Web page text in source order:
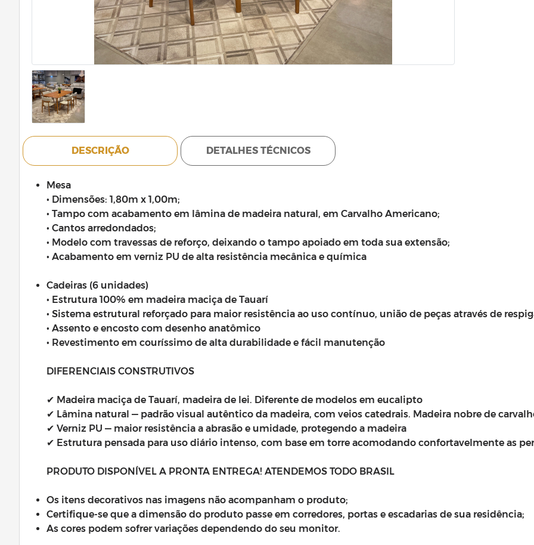
DESCRIÇÃO DETALHES TÉCNICOS
Mesa
• Dimensões: 1,80m x 1,00m;
• Tampo com acabamento em lâmina de madeira natural, em Carvalho Americano;
• Cantos arredondados;
• Modelo com travessas de reforço, deixando o tampo apoiado em toda sua extensão;
• Acabamento em verniz PU de alta resistência mecânica e química
Cadeiras (6 unidades)
• Estrutura 100% em madeira maciça de Tauarí
• Sistema estrutural reforçado para maior resistência ao uso contínuo, união de peças através de
• Assento e encosto com desenho anatômico
• Revestimento em couríssimo de alta durabilidade e fácil manutenção
DIFERENCIAIS CONSTRUTIVOS
✔ Madeira maciça de Tauarí, madeira de lei. Diferente de modelos em eucalipto
✔ Lâmina natural — padrão visual autêntico da madeira, com veios catedrais. Madeira nobre de
✔ Verniz PU — maior resistência a abrasão e umidade, protegendo a madeira
✔ Estrutura pensada para uso diário intenso, com base em torre acomodando confortavelmente as
PRODUTO DISPONÍVEL A PRONTA ENTREGA! ATENDEMOS TODO BRASIL
Os itens decorativos nas imagens não acompanham o produto;
Certifique-se que a dimensão do produto passe em corredores, portas e escadarias de sua residência;
As cores podem sofrer variações dependendo do seu monitor.